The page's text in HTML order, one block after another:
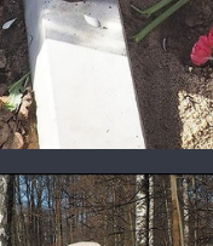
У могилы Валентина Самарина